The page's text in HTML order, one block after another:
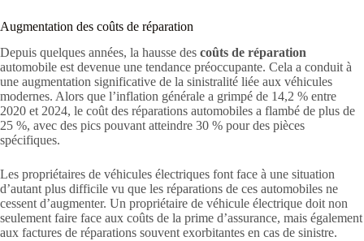
Augmentation des coûts de réparation
Depuis quelques années, la hausse des coûts de réparation
automobile est devenue une tendance préoccupante. Cela a conduit à
une augmentation significative de la sinistralité liée aux véhicules
modernes. Alors que l’inflation générale a grimpé de 14,2 % entre
2020 et 2024, le coût des réparations automobiles a flambé de plus de
25 %, avec des pics pouvant atteindre 30 % pour des pièces
spécifiques.
Les propriétaires de véhicules électriques font face à une situation
d’autant plus difficile vu que les réparations de ces automobiles ne
cessent d’augmenter. Un propriétaire de véhicule électrique doit non
seulement faire face aux coûts de la prime d’assurance, mais également
aux factures de réparations souvent exorbitantes en cas de sinistre.